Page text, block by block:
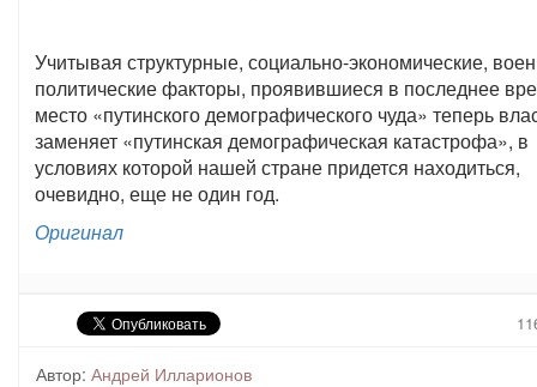
Учитывая структурные, социально-экономические,
политические факторы, проявившиеся в последнее
место «путинского демографического чуда» теперь
заменяет «путинская демографическая катастрофа», в
условиях которой нашей стране придется находиться,
очевидно, еще не один год.
Оригинал
Автор: Андрей Илларионов